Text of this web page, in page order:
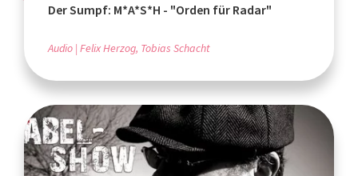
Der Sumpf: M*A*S*H - "Orden für Radar"
Audio Felix Herzog, Tobias Schacht